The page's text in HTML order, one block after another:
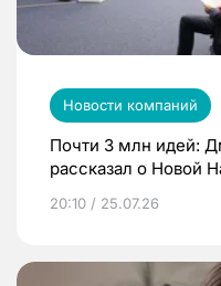
Новости компаний
Почти 3 млн идей:
рассказал о Новой
20:10 / 25.07.26